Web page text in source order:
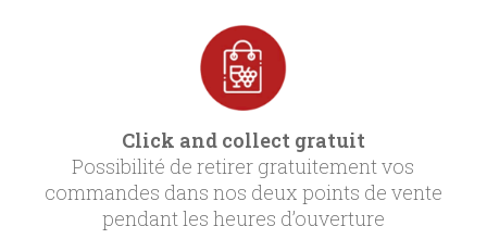
Click and collect gratuit
Possibilité de retirer gratuitement vos
commandes dans nos deux points de vente
pendant les heures d’ouverture